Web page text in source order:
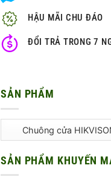
HẬU MÃI CHU ĐÁO
ĐỔI TRẢ TRONG 7
SẢN PHẨM
SẢN PHẨM KHUYẾN